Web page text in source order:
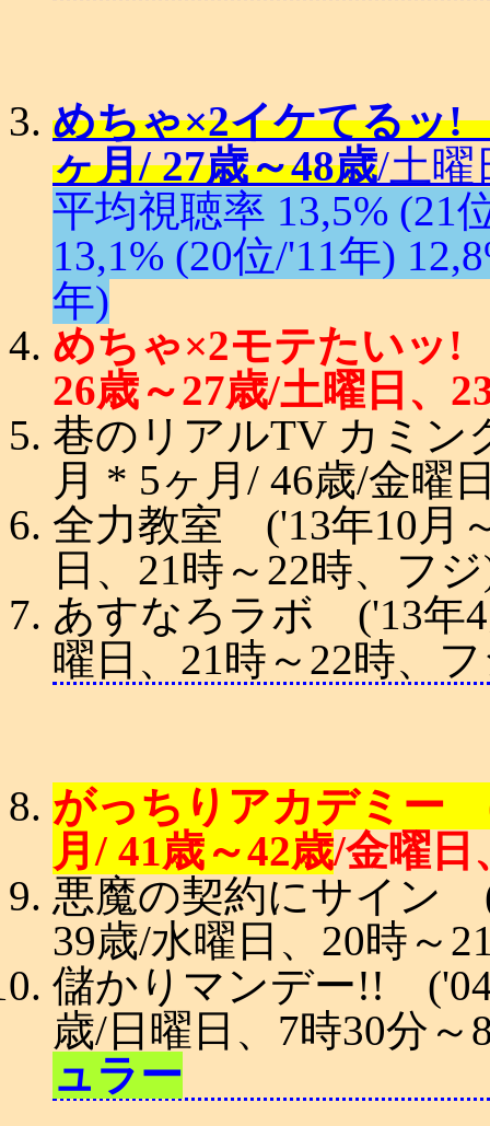
めちゃ×2イケてるッ!
ヶ月/ 27歳～48歳/土曜
平均視聴率 13,5% (21
13,1% (20位/'11年)
年)
めちゃ×2モテたいッ!
26歳～27歳/土曜日、
巷のリアルTV カミ
月 * 5ヶ月/ 46歳/金曜
全力教室 ('13年10月
日、21時～22時、フ
あすなろラボ ('13年4
曜日、21時～22
がっちりアカデミー
月/ 41歳～42歳/金曜日
悪魔の契約にサイン
39歳/水曜日、20時～
儲かりマンデー!! ('04
歳/日曜日、7時30
ュラー